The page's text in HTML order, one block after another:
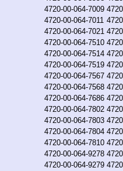
4720-00-064-7009
4720-00-064-7011
4720-00-064-7021
4720-00-064-7510
4720-00-064-7514
4720-00-064-7519
4720-00-064-7567
4720-00-064-7568
4720-00-064-7686
4720-00-064-7802
4720-00-064-7803
4720-00-064-7804
4720-00-064-7810
4720-00-064-9278
4720-00-064-9279